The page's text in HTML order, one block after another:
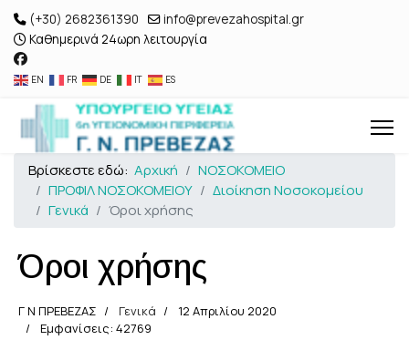
(+30) 2682361390
info@prevezahospital.gr
Καθημερινά 24ωρη λειτουργία
EN FR DE IT ES
Βρίσκεστε εδώ: Αρχική
ΝΟΣΟΚΟΜΕΙΟ
ΠΡΟΦΙΛ ΝΟΣΟΚΟΜΕΙΟΥ
Διοίκηση Νοσοκομείου
Γενικά
Όροι χρήσης
Όροι χρήσης
Γ Ν ΠΡΕΒΕΖΑΣ Γενικά
12 Απριλίου 2020
Εμφανίσεις: 42769